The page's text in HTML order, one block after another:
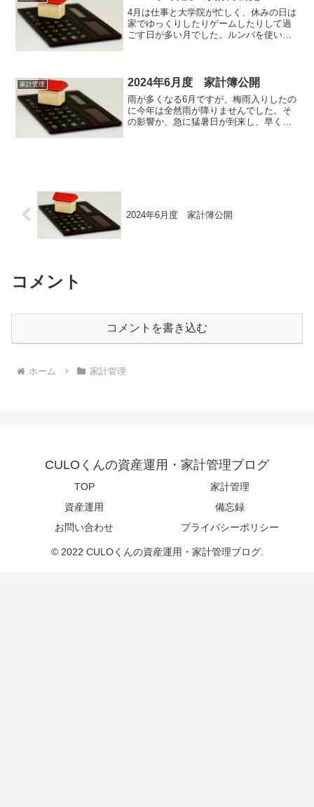
4月は仕事と大学院が忙しく、休みの日は
家でゆっくりしたりゲームしたりして過
ごす日が多い月でした。ルンバを使い始
サラの状態が維持でき...
家計管理 2024年6月度 家計簿公開
雨が多くなる6月ですが、梅雨入りしたの
に今年は全然雨が降りませんでした。そ
の影響か、急に猛暑日が到来し、早くも
2024年6月度 家計簿公開
コメント
コメントを書き込む
ホーム 家計管理
CULOくんの資産運用・家計管理ブログ
TOP
家計管理
資産運用
備忘録
お問い合わせ
プライバシーポリシー
© 2022 CULOくんの資産運用・家計管理ブログ.